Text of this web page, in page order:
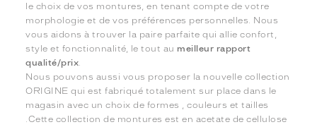
le choix de vos montures, en tenant compte de votre
morphologie et de vos préférences personnelles. Nous
vous aidons à trouver la paire parfaite qui allie confort,
style et fonctionnalité, le tout au meilleur rapport
qualité/prix
Nous pouvons aussi vous proposer la nouvelle collection
ORIGINE qui est fabriqué totalement sur place dans le
magasin avec un choix de formes , couleurs et tailles
.Cette collection de montures est en acetate de cellulose